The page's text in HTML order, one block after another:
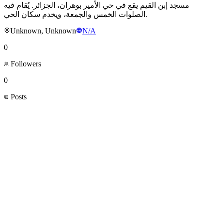
مسجد إبن القيم يقع في حي الأمير بوهران، الجزائر. يُقام فيه
الصلوات الخمس والجمعة، ويخدم سكان الحي.
Unknown, Unknown
N/A
0
Followers
0
Posts